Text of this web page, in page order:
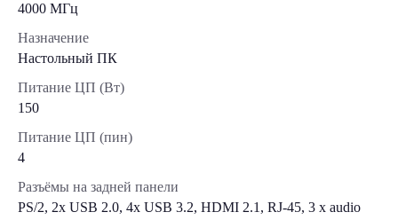
4000 МГц
Назначение
Настольный ПК
Питание ЦП (Вт)
150
Питание ЦП (пин)
4
Разъёмы на задней панели
PS/2, 2х USB 2.0, 4x USB 3.2, HDMI 2.1, RJ-45, 3 x audio